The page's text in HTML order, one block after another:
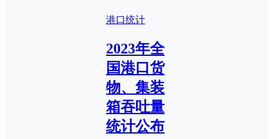
港口统计
2023年全
国港口货
物、集装
箱吞吐量
统计公布